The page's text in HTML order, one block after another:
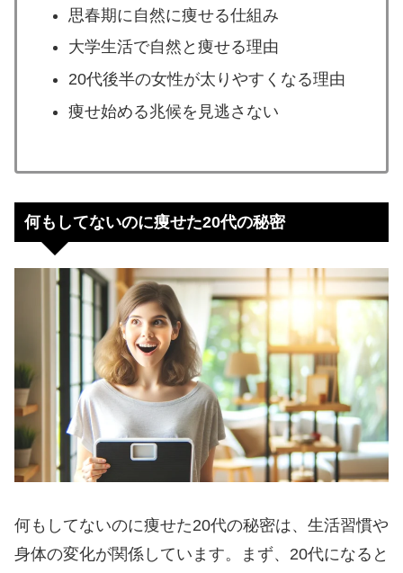
思春期に自然に痩せる仕組み
大学生活で自然と痩せる理由
20代後半の女性が太りやすくなる理由
痩せ始める兆候を見逃さない
何もしてないのに痩せた20代の秘密
何もしてないのに痩せた20代の秘密は、生活習慣や
身体の変化が関係しています。まず、20代になると